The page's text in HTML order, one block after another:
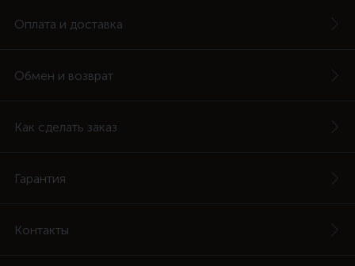
Оплата и доставка
Обмен и возврат
Как сделать заказ
Гарантия
Контакты